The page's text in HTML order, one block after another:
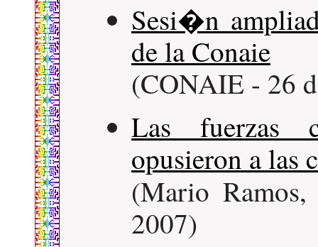
Sesi�n
de la Conaie
(CONAIE - 26
Las fuerzas
opusieron a las
(Mario
2007)